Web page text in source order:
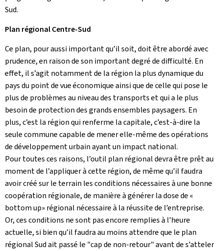
Sud.
Plan régional Centre-Sud
Ce plan, pour aussi important qu’il soit, doit être abordé avec
prudence, en raison de son important degré de difficulté. En
effet, il s’agit notamment de la région la plus dynamique du
pays du point de vue économique ainsi que de celle qui pose le
plus de problèmes au niveau des transports et qui a le plus
besoin de protection des grands ensembles paysagers. En
plus, c’est la région qui renferme la capitale, c’est-à-dire la
seule commune capable de mener elle-même des opérations
de développement urbain ayant un impact national.
Pour toutes ces raisons, l’outil plan régional devra être prêt au
moment de l’appliquer à cette région, de même qu’il faudra
avoir créé sur le terrain les conditions nécessaires à une bonne
coopération régionale, de manière à générer la dose de «
bottom up» régional nécessaire à la réussite de l’entreprise.
Or, ces conditions ne sont pas encore remplies à l’heure
actuelle, si bien qu’il faudra au moins attendre que le plan
régional Sud ait passé le "cap de non-retour" avant de s’atteler